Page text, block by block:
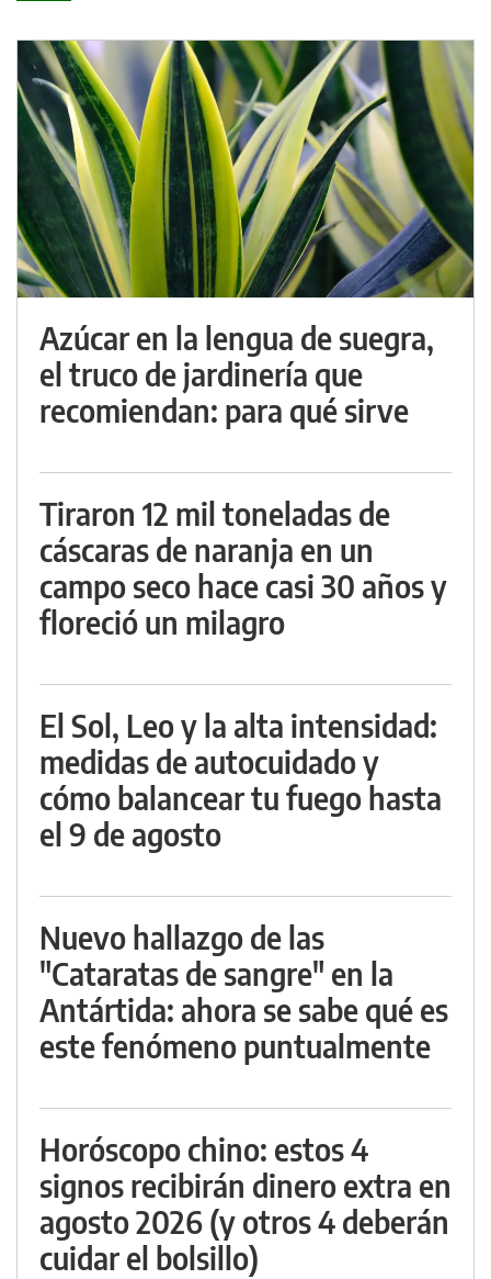
Azúcar en la lengua de suegra,
el truco de jardinería que
recomiendan: para qué sirve
Tiraron 12 mil toneladas de
cáscaras de naranja en un
campo seco hace casi 30 años y
floreció un milagro
El Sol, Leo y la alta intensidad:
medidas de autocuidado y
cómo balancear tu fuego hasta
el 9 de agosto
Nuevo hallazgo de las
"Cataratas de sangre" en la
Antártida: ahora se sabe qué es
este fenómeno puntualmente
Horóscopo chino: estos 4
signos recibirán dinero extra en
agosto 2026 (y otros 4 deberán
cuidar el bolsillo)